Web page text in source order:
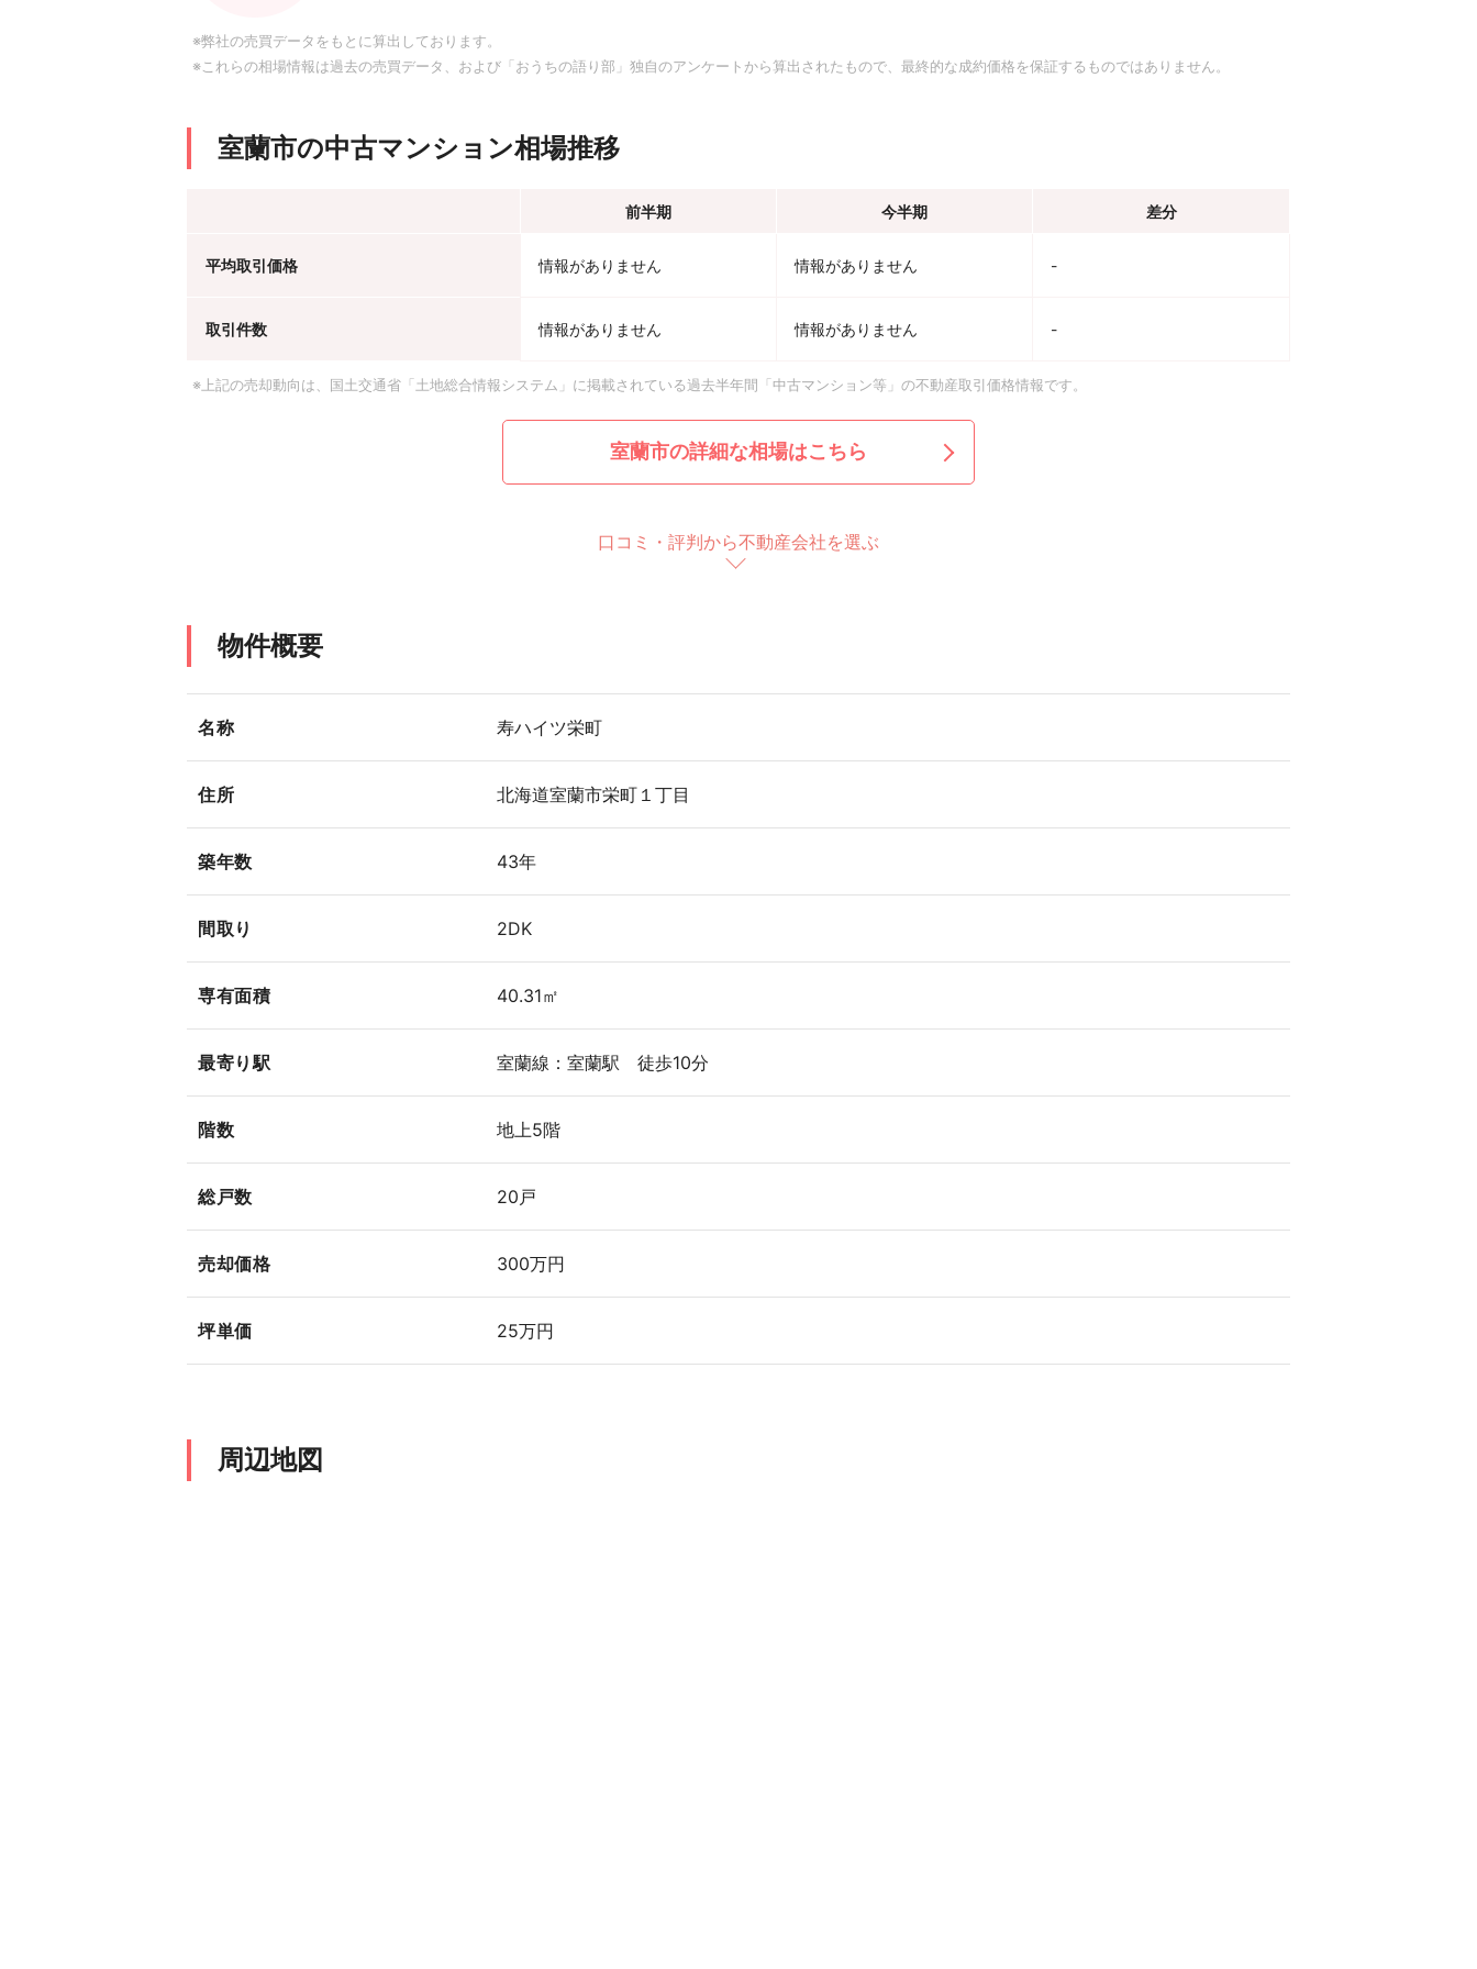
※弊社の売買データをもとに算出しております。
※これらの相場情報は過去の売買データ、および「おうちの語り部」独自のアンケートから算出されたもので、最終的な成約価格を保証するものではありません。
室蘭市の中古マンション相場推移
前半期 今半期 差分
平均取引価格 情報がありません 情報がありません -
取引件数 情報がありません 情報がありません -
※上記の売却動向は、国土交通省「土地総合情報システム」に掲載されている過去半年間「中古マンション等」の不動産取引価格情報です。
室蘭市の詳細な相場はこちら
口コミ・評判から不動産会社を選ぶ
物件概要
名称 寿ハイツ栄町
住所 北海道室蘭市栄町１丁目
築年数 43年
間取り 2DK
専有面積 40.31㎡
最寄り駅 室蘭線：室蘭駅 徒歩10分
階数 地上5階
総戸数 20戸
売却価格 300万円
坪単価 25万円
周辺地図